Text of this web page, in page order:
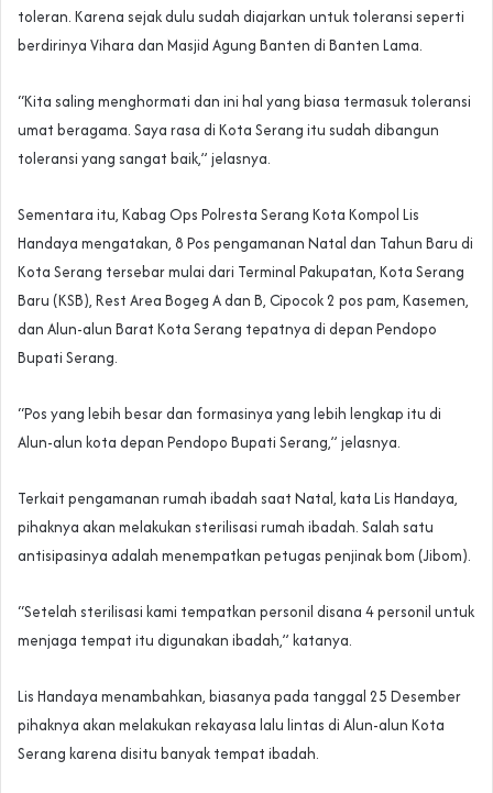
toleran. Karena sejak dulu sudah diajarkan untuk toleransi seperti
berdirinya Vihara dan Masjid Agung Banten di Banten Lama.
“Kita saling menghormati dan ini hal yang biasa termasuk toleransi
umat beragama. Saya rasa di Kota Serang itu sudah dibangun
toleransi yang sangat baik,” jelasnya.
Sementara itu, Kabag Ops Polresta Serang Kota Kompol Lis
Handaya mengatakan, 8 Pos pengamanan Natal dan Tahun Baru di
Kota Serang tersebar mulai dari Terminal Pakupatan, Kota Serang
Baru (KSB), Rest Area Bogeg A dan B, Cipocok 2 pos pam, Kasemen,
dan Alun-alun Barat Kota Serang tepatnya di depan Pendopo
Bupati Serang.
“Pos yang lebih besar dan formasinya yang lebih lengkap itu di
Alun-alun kota depan Pendopo Bupati Serang,” jelasnya.
Terkait pengamanan rumah ibadah saat Natal, kata Lis Handaya,
pihaknya akan melakukan sterilisasi rumah ibadah. Salah satu
antisipasinya adalah menempatkan petugas penjinak bom (Jibom).
“Setelah sterilisasi kami tempatkan personil disana 4 personil untuk
menjaga tempat itu digunakan ibadah,” katanya.
Lis Handaya menambahkan, biasanya pada tanggal 25 Desember
pihaknya akan melakukan rekayasa lalu lintas di Alun-alun Kota
Serang karena disitu banyak tempat ibadah.